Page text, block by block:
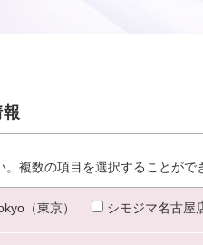
複数の項目を選択することがで
（東京） シモジマ名古屋